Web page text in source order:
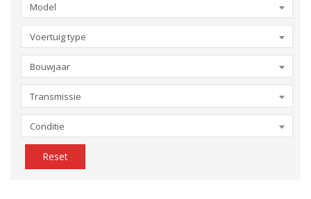
Model
Voertuig type
Bouwjaar
Transmissie
Conditie
Reset